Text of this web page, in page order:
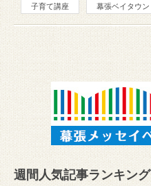
子育て講座 幕張ベイタウン
週間人気記事ランキング